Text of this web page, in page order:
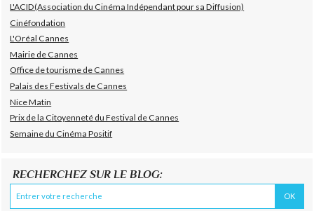
L'ACID(Association du Cinéma Indépendant pour sa Diffusion)
Cinéfondation
L'Oréal Cannes
Mairie de Cannes
Office de tourisme de Cannes
Palais des Festivals de Cannes
Nice Matin
Prix de la Citoyenneté du Festival de Cannes
Semaine du Cinéma Positif
RECHERCHEZ SUR LE BLOG: